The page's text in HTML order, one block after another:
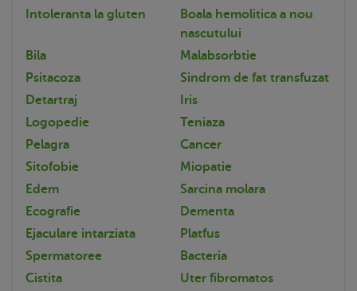
Intoleranta la gluten
Boala hemolitica a nou
nascutului
Bila
Malabsorbtie
Psitacoza
Sindrom de fat transfuzat
Detartraj
Iris
Logopedie
Teniaza
Pelagra
Cancer
Sitofobie
Miopatie
Edem
Sarcina molara
Ecografie
Dementa
Ejaculare intarziata
Platfus
Spermatoree
Bacteria
Cistita
Uter fibromatos